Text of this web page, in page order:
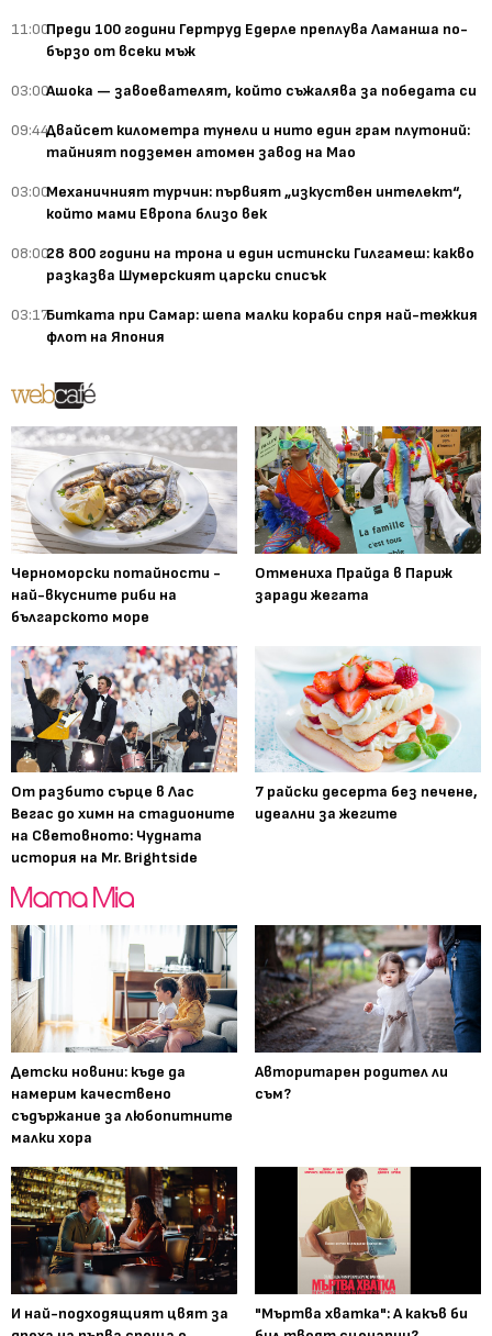
11:00Преди 100 години Гертруд Едерле преплува Ламанша по-
бързо от всеки мъж
03:00Ашока — завоевателят, който съжалява за победата си
09:44Двайсет километра тунели и нито един грам плутоний:
тайният подземен атомен завод на Мао
03:00Механичният турчин: първият „изкуствен интелект“,
който мами Европа близо век
08:0028 800 години на трона и един истински Гилгамеш: какво
разказва Шумерският царски списък
03:17Битката при Самар: шепа малки кораби спря най-тежкия
флот на Япония
Черноморски потайности -
най-вкусните риби на
българското море
Отмениха Прайда в Париж
заради жегата
От разбито сърце в Лас
Вегас до химн на стадионите
на Световното: Чудната
история на Mr. Brightside
7 райски десерта без печене,
идеални за жегите
Детски новини: къде да
намерим качествено
съдържание за любопитните
малки хора
Авторитарен родител ли
съм?
И най-подходящият цвят за
"Мъртва хватка": А какъв би